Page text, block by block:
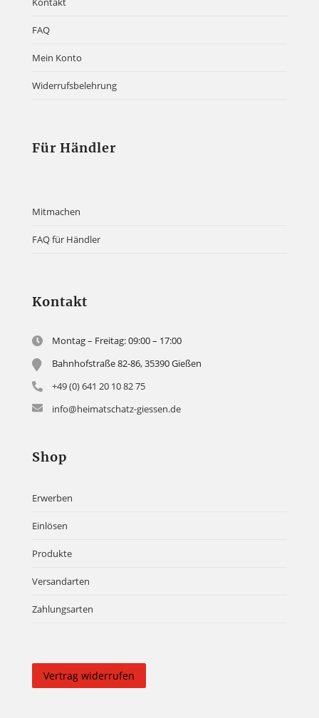
FAQ
Mein Konto
Widerrufsbelehrung
Für Händler
Mitmachen
FAQ für Händler
Kontakt
Montag – Freitag: 09:00 – 17:00
Bahnhofstraße 82-86, 35390 Gießen
+49 (0) 641 20 10 82 75
info@heimatschatz-giessen.de
Shop
Erwerben
Einlösen
Produkte
Versandarten
Zahlungsarten
Vertrag widerrufen